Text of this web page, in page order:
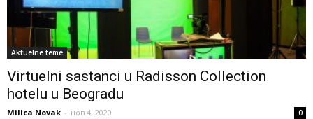
Aktuelne teme
Virtuelni sastanci u Radisson Collection
hotelu u Beogradu
Milica Novak - нов 4, 2020 0